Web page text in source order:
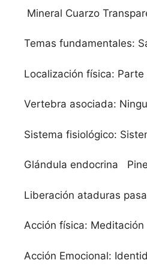
Mineral Cuarzo
Temas fundamentales:
Localización física:
Vertebra asociada:
Sistema fisiológico:
Glándula endocrina
Liberación ataduras
Acción física: Meditación
Acción Emocional: